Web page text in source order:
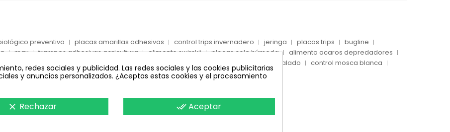
preventivo placas amarillas adhesivas control trips invernadero jeringa placas trips
bugline
max trampas adhesivas agricultura alimento swirskii placas cola húmeda
alimento acaros depredadores
captura pulgón alado
control mosca blanca
Copyright © 2023 - Todos los derechos reservados.
redes sociales y publicidad. Las redes sociales y las cookies publicitarias
y anuncios personalizados. ¿Aceptas estas cookies y el procesamiento
clear Rechazar done_all Aceptar